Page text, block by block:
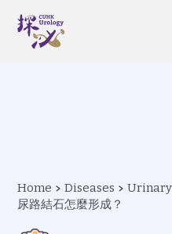
Home Diseases Urinary
尿路結石怎麼形成？